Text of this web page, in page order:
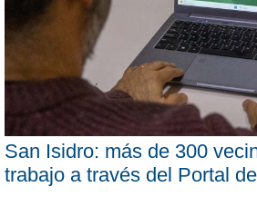
San Isidro: más de 300
trabajo a través del Portal